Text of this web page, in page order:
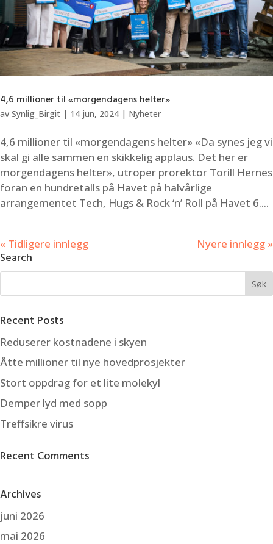
4,6 millioner til «morgendagens helter»
av Synlig_Birgit | 14 jun, 2024 | Nyheter
4,6 millioner til «morgendagens helter» «Da synes jeg vi
skal gi alle sammen en skikkelig applaus. Det her er
morgendagens helter», utroper prorektor Torill Hernes
foran en hundretalls på Havet på halvårlige
arrangementet Tech, Hugs & Rock ‘n’ Roll på Havet 6....
« Tidligere innlegg Nyere innlegg »
Search
Recent Posts
Reduserer kostnadene i skyen
Åtte millioner til nye hovedprosjekter
Stort oppdrag for et lite molekyl
Demper lyd med sopp
Treffsikre virus
Recent Comments
Archives
juni 2026
mai 2026